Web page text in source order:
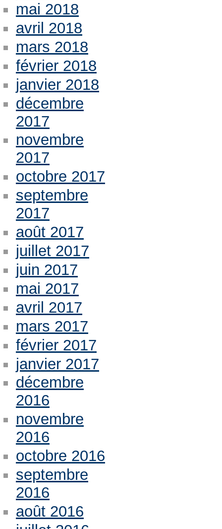
mai 2018
avril 2018
mars 2018
février 2018
janvier 2018
décembre
2017
novembre
2017
octobre 2017
septembre
2017
août 2017
juillet 2017
juin 2017
mai 2017
avril 2017
mars 2017
février 2017
janvier 2017
décembre
2016
novembre
2016
octobre 2016
septembre
2016
août 2016